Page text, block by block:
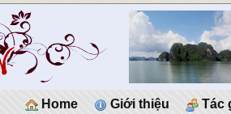
Home Giới thiệu Tác